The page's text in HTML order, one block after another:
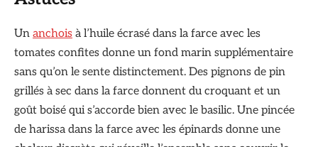
Un anchois à l’huile écrasé dans la farce avec les
tomates confites donne un fond marin supplémentaire
sans qu’on le sente distinctement. Des pignons de pin
grillés à sec dans la farce donnent du croquant et un
goût boisé qui s’accorde bien avec le basilic. Une pincée
de harissa dans la farce avec les épinards donne une